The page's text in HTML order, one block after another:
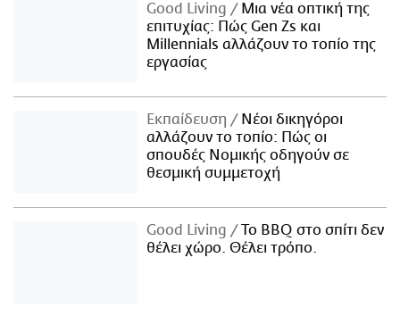
Good Living
Μια νέα οπτική της
επιτυχίας: Πώς Gen Zs και
Millennials αλλάζουν το τοπίο της
εργασίας
Εκπαίδευση
Νέοι δικηγόροι
αλλάζουν το τοπίο: Πώς οι
σπουδές Νομικής οδηγούν σε
θεσμική συμμετοχή
Good Living
Το BBQ στο σπίτι δεν
θέλει χώρο. Θέλει τρόπο.